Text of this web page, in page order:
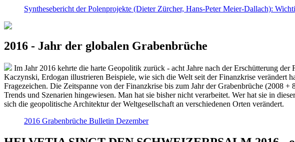
Synthesebericht der Polenprojekte (Dieter Zürcher, Hans-Peter Meier-Dallach):
2016 - Jahr der globalen Grabenbrüche
Im Jahr 2016 kehrte die harte Geopolitik zurück - acht Jahre nach der Erschütterung
Kaczynski, Erdogan illustrieren Beispiele, wie sich die Welt seit der Finanzkrise verändert
Fragezeichen. Die Zeitspanne von der Finanzkrise bis zum Jahr der Grabenbrüche (2008
Trends und Szenarien hingewiesen. Man hat sie bisher nicht verarbeitet. Wer hat sie in
sich die geopolitische Architektur der Weltgesellschaft an verschiedenen Orten verändert.
2016 Grabenbrüche Bulletin Dezember